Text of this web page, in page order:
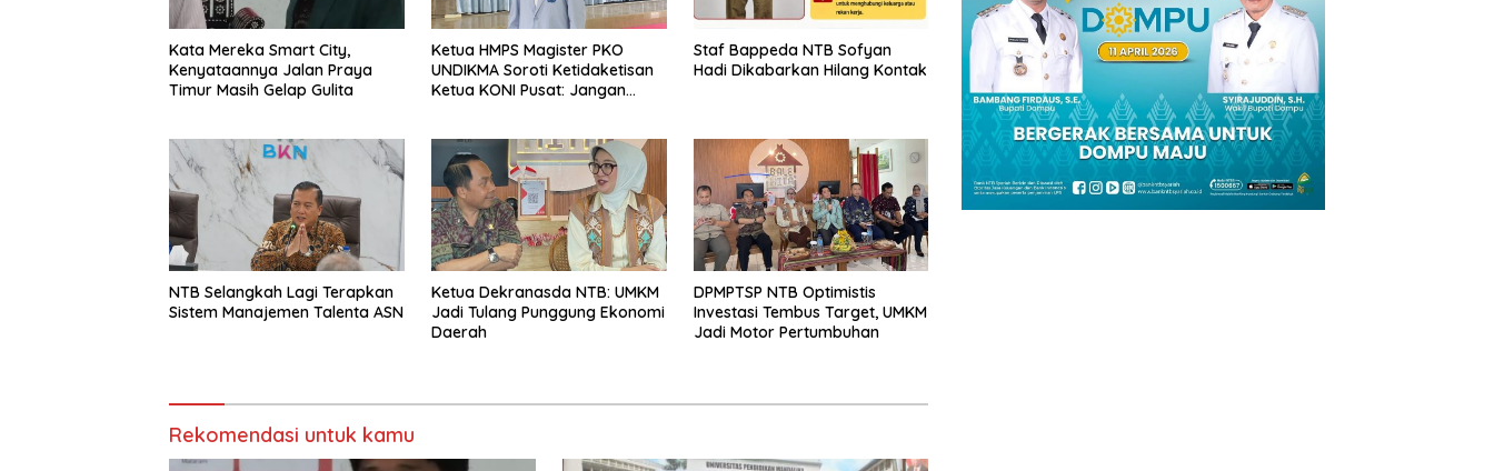
Kata Mereka Smart City,
Kenyataannya Jalan Praya
Timur Masih Gelap Gulita
Ketua HMPS Magister PKO
UNDIKMA Soroti Ketidaketisan
Ketua KONI Pusat: Jangan
Sesaat
Staf Bappeda NTB Sofyan
Hadi Dikabarkan Hilang Kontak
NTB Selangkah Lagi Terapkan
Sistem Manajemen Talenta ASN
Ketua Dekranasda NTB: UMKM
Jadi Tulang Punggung Ekonomi
Daerah
DPMPTSP NTB Optimistis
Investasi Tembus Target, UMKM
Jadi Motor Pertumbuhan
Rekomendasi untuk kamu